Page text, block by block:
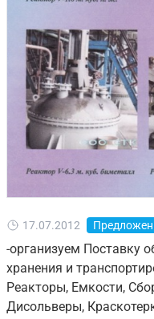
17.07.2012
-организуем Поставку
хранения и
Реакторы, Емкости,
Дисольверы,